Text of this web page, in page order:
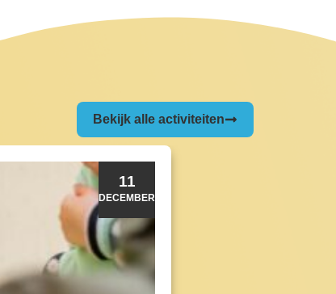
Bekijk alle activiteiten
11
DECEMBER